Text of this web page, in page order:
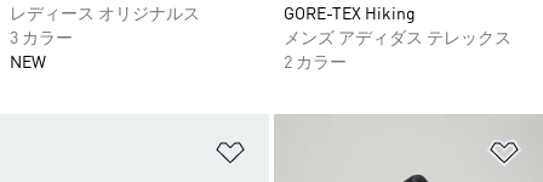
レディース オリジナルス
3 カラー
NEW
GORE-TEX Hiking
メンズ アディダス テレックス
2 カラー